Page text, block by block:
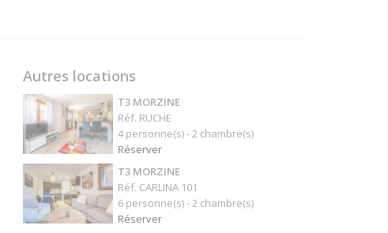
Autres locations
T3 MORZINE
Réf. RUCHE
4 personne(s) - 2 chambre(s)
Réserver
T3 MORZINE
Réf. CARLINA 101
6 personne(s) - 2 chambre(s)
Réserver